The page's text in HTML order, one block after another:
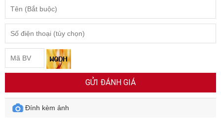
GỬI ĐÁNH GIÁ
Đính kèm ảnh